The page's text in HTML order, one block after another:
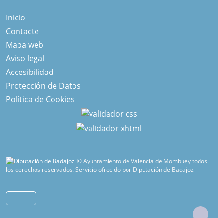
Inicio
Contacte
Mapa web
Aviso legal
Accesibilidad
Protección de Datos
Política de Cookies
© Ayuntamiento de Valencia de Mombuey todos
los derechos reservados.Servicio ofrecido por Diputación de Badajoz